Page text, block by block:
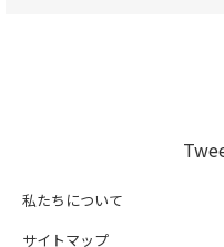
私たちについて
サイトマップ